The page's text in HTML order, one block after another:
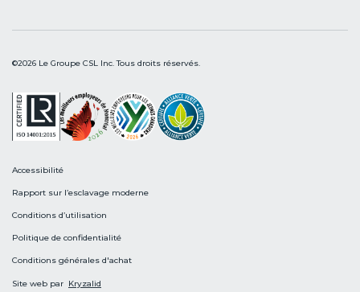
©2026 Le Groupe CSL Inc. Tous droits réservés.
Accessibilité
Rapport sur l’esclavage moderne
Conditions d’utilisation
Politique de confidentialité
Conditions générales d'achat
Site web par Kryzalid